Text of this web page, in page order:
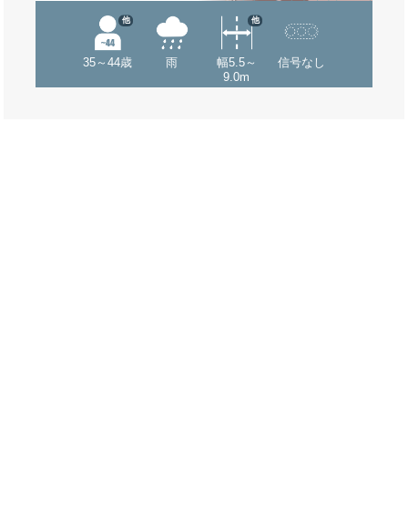
35～44歳
他
雨
幅5.5～
9.0m
他
信号なし